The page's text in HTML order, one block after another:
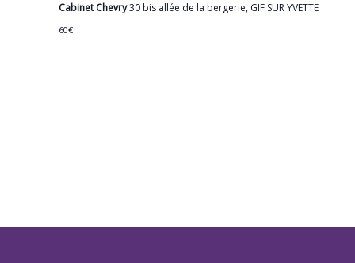
Cabinet Chevry30 bis allée de la bergerie, GIF SUR YVETTE
60€